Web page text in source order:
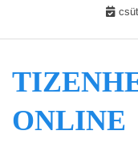
ONLINE